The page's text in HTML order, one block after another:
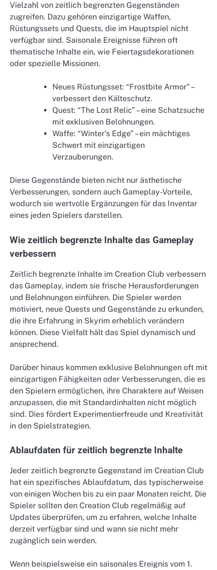
Vielzahl von zeitlich begrenzten Gegenständen
zugreifen. Dazu gehören einzigartige Waffen,
Rüstungssets und Quests, die im Hauptspiel nicht
verfügbar sind. Saisonale Ereignisse führen oft
thematische Inhalte ein, wie Feiertagsdekorationen
oder spezielle Missionen.
Neues Rüstungsset: “Frostbite Armor” –
verbessert den Kälteschutz.
Quest: “The Lost Relic” – eine Schatzsuche
mit exklusiven Belohnungen.
Waffe: “Winter’s Edge” – ein mächtiges
Schwert mit einzigartigen
Verzauberungen.
Diese Gegenstände bieten nicht nur ästhetische
Verbesserungen, sondern auch Gameplay-Vorteile,
wodurch sie wertvolle Ergänzungen für das Inventar
eines jeden Spielers darstellen.
Wie zeitlich begrenzte Inhalte das Gameplay
verbessern
Zeitlich begrenzte Inhalte im Creation Club verbessern
das Gameplay, indem sie frische Herausforderungen
und Belohnungen einführen. Die Spieler werden
motiviert, neue Quests und Gegenstände zu erkunden,
die ihre Erfahrung in Skyrim erheblich verändern
können. Diese Vielfalt hält das Spiel dynamisch und
ansprechend.
Darüber hinaus kommen exklusive Belohnungen oft mit
einzigartigen Fähigkeiten oder Verbesserungen, die es
den Spielern ermöglichen, ihre Charaktere auf Weisen
anzupassen, die mit Standardinhalten nicht möglich
sind. Dies fördert Experimentierfreude und Kreativität
in den Spielstrategien.
Ablaufdaten für zeitlich begrenzte Inhalte
Jeder zeitlich begrenzte Gegenstand im Creation Club
hat ein spezifisches Ablaufdatum, das typischerweise
von einigen Wochen bis zu ein paar Monaten reicht. Die
Spieler sollten den Creation Club regelmäßig auf
Updates überprüfen, um zu erfahren, welche Inhalte
derzeit verfügbar sind und wann sie nicht mehr
zugänglich sein werden.
Wenn beispielsweise ein saisonales Ereignis vom 1.